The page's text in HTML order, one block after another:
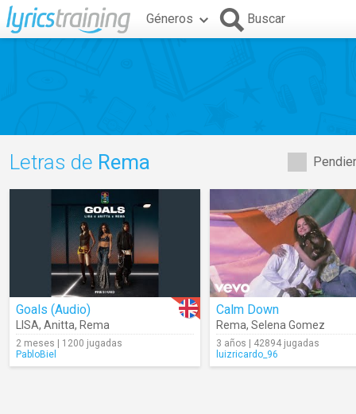
Géneros Buscar
Letras de Rema
Goals (Audio)
LISA, Anitta, Rema
2 meses | 1200 jugadas
PabloBiel
Calm Down
Rema, Selena Gomez
3 años | 42894 jugadas
luizricardo_96